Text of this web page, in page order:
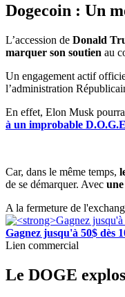
Dogecoin : Un
L’accession de Donald
marquer son soutien au
Un engagement actif
l’administration
En effet, Elon Musk
à un improbable D.O.G.E
Car, dans le même temps,
de se démarquer. Avec une
A la fermeture de
Gagnez jusqu'à 50$ dès
Lien commercial
Le DOGE